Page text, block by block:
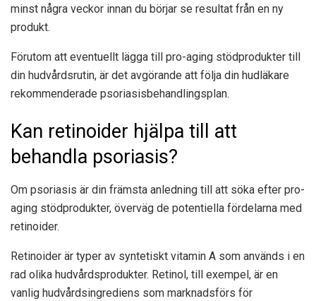
minst några veckor innan du börjar se resultat från en ny
produkt.
Förutom att eventuellt lägga till pro-aging stödprodukter till
din hudvårdsrutin, är det avgörande att följa din hudläkare
rekommenderade psoriasisbehandlingsplan.
Kan retinoider hjälpa till att
behandla psoriasis?
Om psoriasis är din främsta anledning till att söka efter pro-
aging stödprodukter, överväg de potentiella fördelarna med
retinoider.
Retinoider är typer av syntetiskt vitamin A som används i en
rad olika hudvårdsprodukter. Retinol, till exempel, är en
vanlig hudvårdsingrediens som marknadsförs för